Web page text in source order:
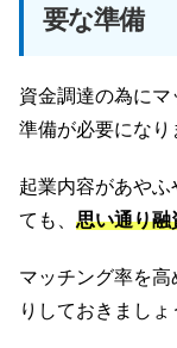
要な準備
資金調達の為に
準備が必要になり
起業内容があや
ても、 思い通り融
マッチング率を
りしておきましょ